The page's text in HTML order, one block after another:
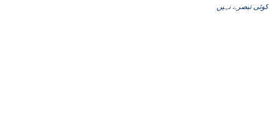
کوئی تبصرے نہیں